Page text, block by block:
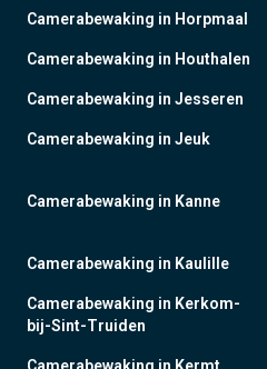
Camerabewaking in Horpmaal
Camerabewaking in Houthalen
Camerabewaking in Jesseren
Camerabewaking in Jeuk
Camerabewaking in Kanne
Camerabewaking in Kaulille
Camerabewaking in Kerkom-
bij-Sint-Truiden